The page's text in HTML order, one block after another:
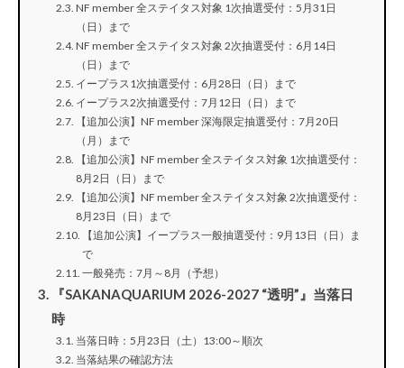
NF member 全ステイタス対象 1次抽選受付：5月31日
（日）まで
NF member 全ステイタス対象 2次抽選受付：6月14日
（日）まで
イープラス1次抽選受付：6月28日（日）まで
イープラス2次抽選受付：7月12日（日）まで
【追加公演】NF member 深海限定抽選受付：7月20日
（月）まで
【追加公演】NF member 全ステイタス対象 1次抽選受付：
8月2日（日）まで
【追加公演】NF member 全ステイタス対象 2次抽選受付：
8月23日（日）まで
【追加公演】イープラス一般抽選受付：9月13日（日）ま
で
一般発売：7月～8月（予想）
『SAKANAQUARIUM 2026-2027 “透明”』当落日
時
当落日時：5月23日（土）13:00～順次
当落結果の確認方法